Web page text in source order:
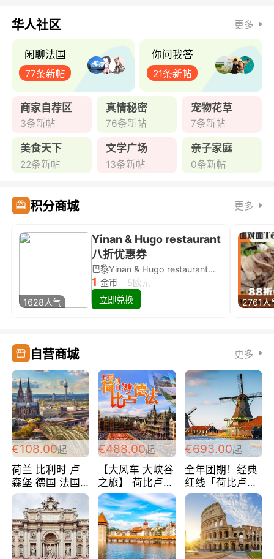
华人社区 更多
闲聊法国
77条新帖
你问我答
21条新帖
商家自荐区
3条新帖
真情秘密
76条新帖
宠物花草
7条新帖
美食天下
22条新帖
文学广场
13条新帖
亲子家庭
0条新帖
积分商城 更多
1628人气
Yinan & Hugo restaurant
八折优惠券
巴黎Yinan & Hugo restaurant除简餐类全场8折
1 金币
5欧元
立即兑换
2761人
自营商城 更多
€108.00起
荷兰 比利时 卢
森堡 德国 法国
超爽玩遍西欧 循
环线 全程四星宾
馆 108欧/人/天
€488.00起
【大风车 大峡谷
之旅】 荷比卢德
法 巴黎上下 经
典五国四日游
488欧/人
€693.00起
全年团期！经典
红线「荷比卢德
法」七天循环 五
国 仅售99欧/人/
天！巴黎上下！
包拼房~